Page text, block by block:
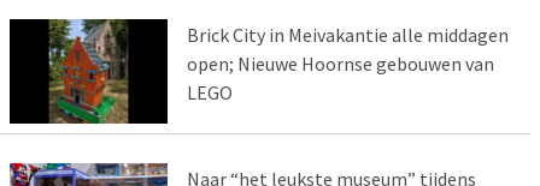
Brick City in Meivakantie alle middagen
open; Nieuwe Hoornse gebouwen van
LEGO
Naar “het leukste museum” tijdens